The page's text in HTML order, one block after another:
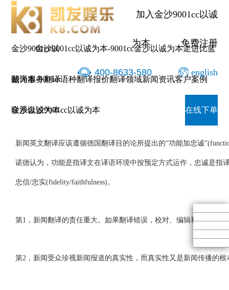
加入金沙9001cc以诚
为本 免费注册
400-8633-580 english
金沙9001cc以
诚为本-9001cc
金沙以诚为本
金沙9001cc以诚为本-9001cc金沙以诚为本走进比蓝
翻译服务翻译语种翻译报价翻译领域新闻资讯客户案例
联系金沙9001cc以诚为本 在线下单
新闻英文翻译的5大原则
新闻英文翻译应该遵循德国翻译目的论所提出的“功能加忠诚
诺德认为，功能是指译文在译语环境中按预定方式运作，忠诚是指
忠信/忠实(fidelity/faithfulness)。
第1，新闻翻译的责任重大。如果翻译错误，校对、编辑和发稿人
第2，新闻受众珍视新闻报道的真实性，而真实性又是新闻传播的根